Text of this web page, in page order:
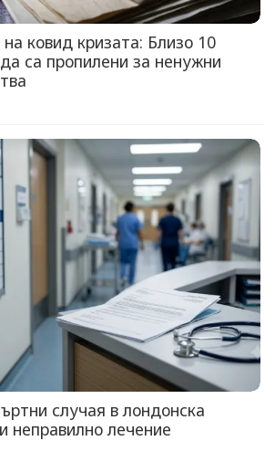
ковид кризата: Близо 10
са пропилени за ненужни
случая в лондонска
неправилно лечение